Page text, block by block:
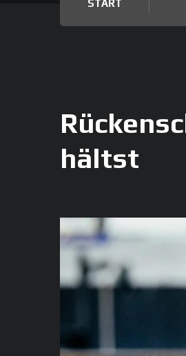
START
hältst